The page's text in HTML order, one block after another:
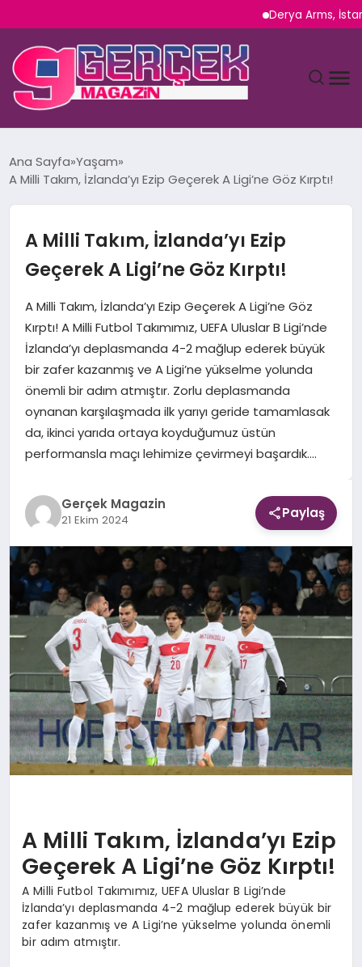
Derya Arms, İstanbul
SPOR
TEKNOLOJI
DÜNYA
Ana Sayfa Yaşam
A Milli Takım, İzlanda’yı Ezip Geçerek A Ligi’ne Göz Kırptı!
A Milli Takım, İzlanda’yı Ezip
Geçerek A Ligi’ne Göz Kırptı!
A Milli Takım, İzlanda’yı Ezip Geçerek A Ligi’ne Göz
Kırptı! A Milli Futbol Takımımız, UEFA Uluslar B Ligi’nde
İzlanda’yı deplasmanda 4-2 mağlup ederek büyük
bir zafer kazanmış ve A Ligi’ne yükselme yolunda
önemli bir adım atmıştır. Zorlu deplasmanda
oynanan karşılaşmada ilk yarıyı geride tamamlasak
da, ikinci yarıda ortaya koyduğumuz üstün
performansla maçı lehimize çevirmeyi başardık….
Gerçek Magazin
21 Ekim 2024 Paylaş
A Milli Takım, İzlanda’yı Ezip
Geçerek A Ligi’ne Göz Kırptı!
A Milli Futbol Takımımız, UEFA Uluslar B Ligi’nde
İzlanda’yı deplasmanda 4-2 mağlup ederek büyük bir
zafer kazanmış ve A Ligi’ne yükselme yolunda önemli
bir adım atmıştır.